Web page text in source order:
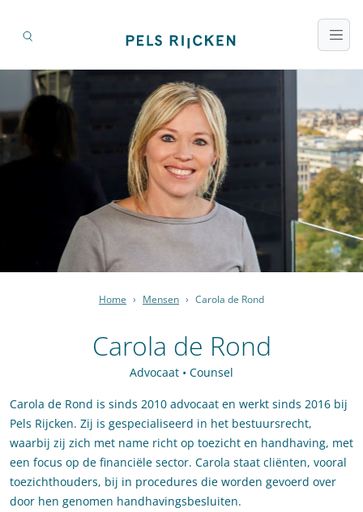
Home › Mensen › Carola de Rond
Carola de Rond
Advocaat • Counsel
Carola de Rond is sinds 2010 advocaat en werkt sinds 2016 bij
Pels Rijcken. Zij is gespecialiseerd in het bestuursrecht,
waarbij zij zich met name richt op toezicht en handhaving, met
een focus op de financiële sector. Carola staat cliënten, vooral
toezichthouders, bij in procedures die worden gevoerd over
door hen genomen handhavingsbesluiten.